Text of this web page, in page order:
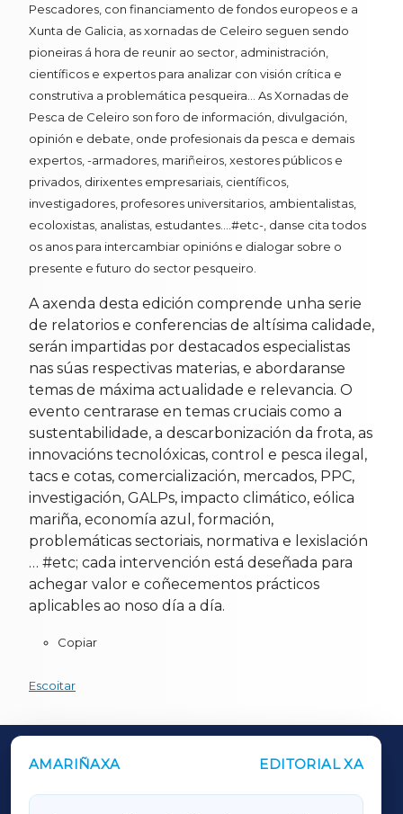
Pescadores, con financiamento de fondos europeos e a
Xunta de Galicia, as xornadas de Celeiro seguen sendo
pioneiras á hora de reunir ao sector, administración,
científicos e expertos para analizar con visión crítica e
construtiva a problemática pesqueira... As Xornadas de
Pesca de Celeiro son foro de información, divulgación,
opinión e debate, onde profesionais da pesca e demais
expertos, -armadores, mariñeiros, xestores públicos e
privados, dirixentes empresariais, científicos,
investigadores, profesores universitarios, ambientalistas,
ecoloxistas, analistas, estudantes….#etc-, danse cita todos
os anos para intercambiar opinións e dialogar sobre o
presente e futuro do sector pesqueiro.
A axenda desta edición comprende unha serie
de relatorios e conferencias de altísima calidade,
serán impartidas por destacados especialistas
nas súas respectivas materias, e abordaranse
temas de máxima actualidade e relevancia. O
evento centrarase en temas cruciais como a
sustentabilidade, a descarbonización da frota, as
innovacións tecnolóxicas, control e pesca ilegal,
tacs e cotas, comercialización, mercados, PPC,
investigación, GALPs, impacto climático, eólica
mariña, economía azul, formación,
problemáticas sectoriais, normativa e lexislación
… #etc; cada intervención está deseñada para
achegar valor e coñecementos prácticos
aplicables ao noso día a día.
Copiar
Escoitar
AMARIÑAXA EDITORIAL XA
OUTROS PERIÓDICOS